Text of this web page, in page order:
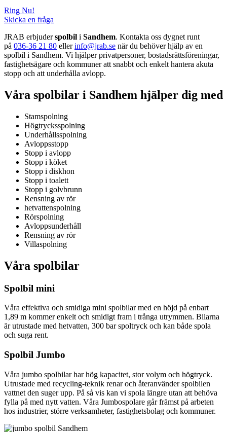
Ring Nu!
Skicka en fråga
JRAB erbjuderspolbil i Sandhem. Kontakta oss dygnet runt
på 036-36 21 80 ellerinfo@jrab.se när du behöver hjälp av en
spolbil i Sandhem. Vi hjälper privatpersoner, bostadsrättsföreningar,
fastighetsägare och kommuner att snabbt och enkelt hantera akuta
stopp och att underhålla avlopp.
Våra spolbilar i Sandhem hjälper dig med
Stamspolning
Högtrycksspolning
Underhållsspolning
Avloppsstopp
Stopp i avlopp
Stopp i köket
Stopp i diskhon
Stopp i toalett
Stopp i golvbrunn
Rensning av rör
hetvattenspolning
Rörspolning
Avloppsunderhåll
Rensning av rör
Villaspolning
Våra spolbilar
Spolbil mini
Våra effektiva och smidiga mini spolbilar med en höjd på enbart
1,89 m kommer enkelt och smidigt fram i trånga utrymmen. Bilarna
är utrustade med hetvatten, 300 bar spoltryck och kan både spola
och suga rent.
Spolbil Jumbo
Våra jumbo spolbilar har hög kapacitet, stor volym och högtryck.
Utrustade med recycling-teknik renar och återanvänder spolbilen
vattnet den suger upp. På så vis kan vi spola längre utan att behöva
fylla på med nytt vatten. Våra Jumbospolare går främst på arbeten
hos industrier, större verksamheter, fastighetsbolag och kommuner.